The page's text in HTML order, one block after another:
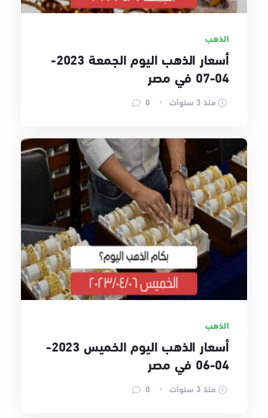
الذهب
أسعار الذهب اليوم الجمعة 2023-
04-07 في مصر
منذ 3 سنوات
الذهب
أسعار الذهب اليوم الخميس 2023-
04-06 في مصر
منذ 3 سنوات